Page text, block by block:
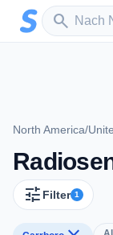
Zum Hauptinhalt
search
Sender
North America/
tune Filter 1